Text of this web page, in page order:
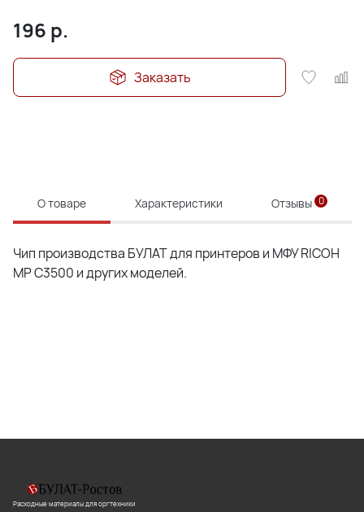
196 р.
Заказать
О товаре Характеристики Отзывы 0
Чип производства БУЛАТ для принтеров и МФУ RICOH
MP C3500 и других моделей.
Расходные материалы для оргтехники